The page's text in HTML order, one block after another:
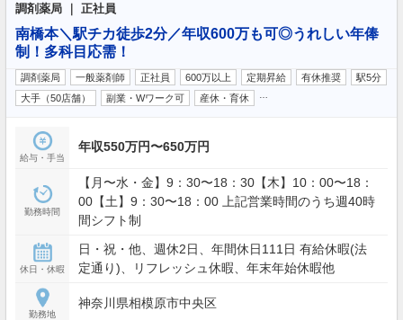
調剤薬局 ｜ 正社員
南橋本＼駅チカ徒歩2分／年収600万も可◎うれしい年俸
制！多科目応需！
調剤薬局 一般薬剤師 正社員 600万以上 定期昇給 有休推奨
駅5分
大手（50店舗）
副業・Wワーク可 産休・育休
給与・手当
年収550万円〜650万円
勤務時間
【月〜水・金】9：30〜18：30【木】10：00〜18：
00【土】9：30〜18：00 上記営業時間のうち週40時
間シフト制
休日・休暇
日・祝・他、週休2日、年間休日111日 有給休暇(法
定通り)、リフレッシュ休暇、年末年始休暇他
勤務地
神奈川県相模原市中央区